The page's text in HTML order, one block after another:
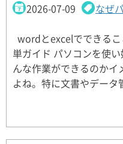
2026-07-09 なぜ
wordとexcelでできる
単ガイド パソコンを使
んな作業ができるのか
よね。特に文書やデー